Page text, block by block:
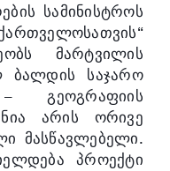
სამინისტროს
“
მარტვილის
ბალდის
საჯარო
– გეოგრაფიის
არის
ორივე
მასწავლებელი.
პროექტი